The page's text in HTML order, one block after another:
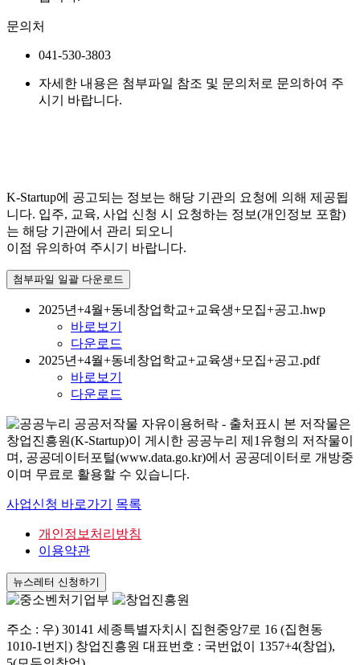
문의처
041-530-3803
자세한 내용은 첨부파일 참조 및 문의처로 문의하여 주
시기 바랍니다.
K-Startup에 공고되는 정보는 해당 기관의 요청에 의해 제공됩
니다. 입주, 교육, 사업 신청 시 요청하는 정보(개인정보 포함)
는 해당 기관에서 관리 되오니
이점 유의하여 주시기 바랍니다.
첨부파일 일괄 다운로드
2025년+4월+동네창업학교+교육생+모집+공고.hwp
바로보기
다운로드
2025년+4월+동네창업학교+교육생+모집+공고.pdf
바로보기
다운로드
본 저작물은
창업진흥원(K-Startup)이 게시한 공공누리 제1유형의 저작물이
며, 공공데이터포털(www.data.go.kr)에서 공공데이터로 개방중
이며 무료로 활용할 수 있습니다.
사업신청 바로가기 목록
개인정보처리방침
이용약관
뉴스레터 신청하기
주소 : 우) 30141 세종특별자치시 집현중앙7로 16 (집현동
1010-1번지) 창업진흥원 대표번호 : 국번없이 1357+4(창업),